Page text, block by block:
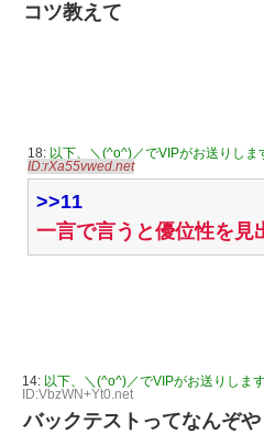
コツ教えて
18: 以下、＼(^o^)／でVIPがお送りしま
ID:rXa55vwed.net
>>11
一言で言うと優位性を見
14: 以下、＼(^o^)／でVIPがお送りしま
ID:VbzWN+Yt0.net
バックテストってなんぞや